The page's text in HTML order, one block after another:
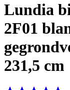
Lundia
2F01
231,5 cm